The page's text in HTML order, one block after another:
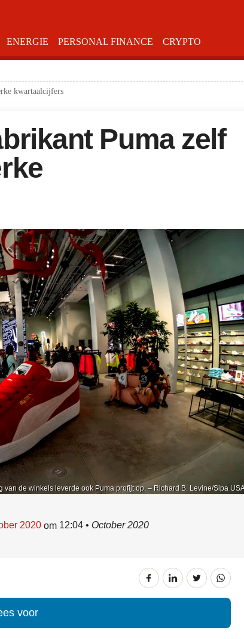
ENERGIE PERSONAL FINANCE CRYPTO
kwartaalcijfers
Puma zelf
van de winkels leverde ook Puma profijt op. – Richard B. Levine/Sipa
2020 om 12:04 • October 2020
voor